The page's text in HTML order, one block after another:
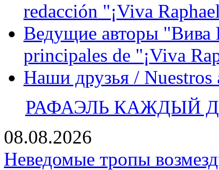
redacción "¡Viva
Ведущие авторы "Вива
principales de "¡Viva
Наши друзья / Nuestros
РАФАЭЛЬ КАЖДЫЙ
08.08.2026
Неведомые тропы